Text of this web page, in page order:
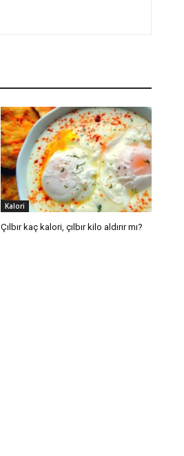
Kalori
Çılbır kaç kalori, çılbır kilo aldırır mı?